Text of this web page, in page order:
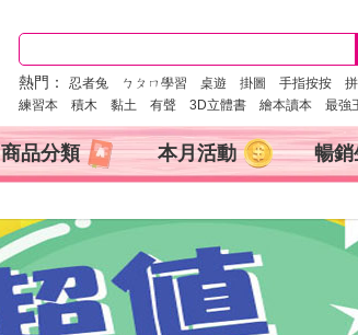
熱門： 忍者兔 ㄅㄆㄇ學習 桌遊 掛圖 手指按按
練習本 積木 黏土 有聲 3D立體書 繪本讀本 最強
商品分類 本月活動 暢